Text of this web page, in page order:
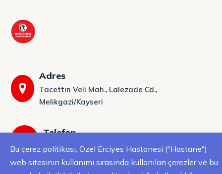
Adres
Tacettin Veli Mah., Lalezade Cd.,
Melikgazi/Kayseri
Telefon
0 (352) 222 41 42
Bu çerez politikası, Özel Erciyes Hastanesi ("Hastane")
web sitesinin kullanımı sırasında kullanılan çerezler ve bu